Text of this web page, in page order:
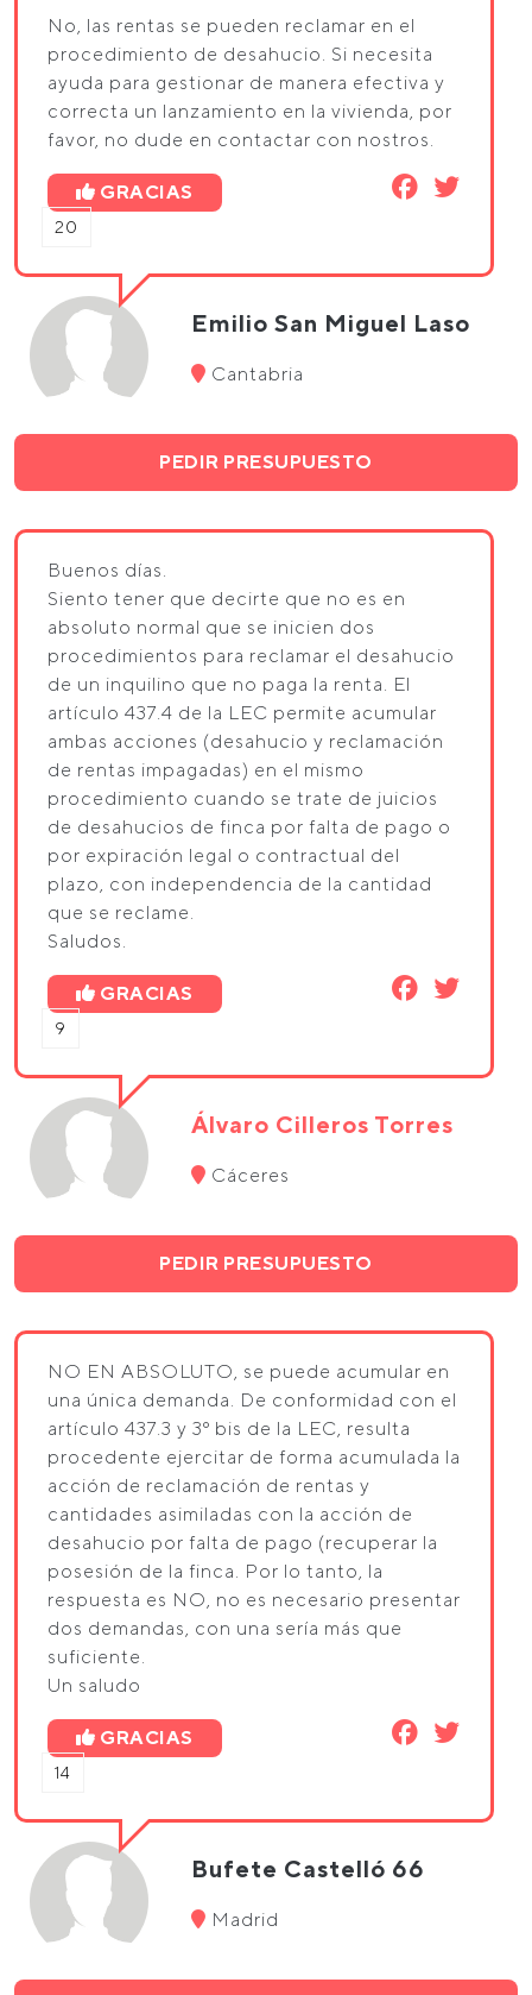
No, las rentas se pueden reclamar en el
procedimiento de desahucio. Si necesita
ayuda para gestionar de manera efectiva y
correcta un lanzamiento en la vivienda, por
favor, no dude en contactar con nostros.
GRACIAS
20
Emilio San Miguel Laso
Cantabria
PEDIR PRESUPUESTO
Buenos días.
Siento tener que decirte que no es en
absoluto normal que se inicien dos
procedimientos para reclamar el desahucio
de un inquilino que no paga la renta. El
artículo 437.4 de la LEC permite acumular
ambas acciones (desahucio y reclamación
de rentas impagadas) en el mismo
procedimiento cuando se trate de juicios
de desahucios de finca por falta de pago o
por expiración legal o contractual del
plazo, con independencia de la cantidad
que se reclame.
Saludos.
GRACIAS
9
Álvaro Cilleros Torres
Cáceres
PEDIR PRESUPUESTO
NO EN ABSOLUTO, se puede acumular en
una única demanda. De conformidad con el
artículo 437.3 y 3º bis de la LEC, resulta
procedente ejercitar de forma acumulada la
acción de reclamación de rentas y
cantidades asimiladas con la acción de
desahucio por falta de pago (recuperar la
posesión de la finca. Por lo tanto, la
respuesta es NO, no es necesario presentar
dos demandas, con una sería más que
suficiente.
Un saludo
GRACIAS
14
Bufete Castelló 66
Madrid